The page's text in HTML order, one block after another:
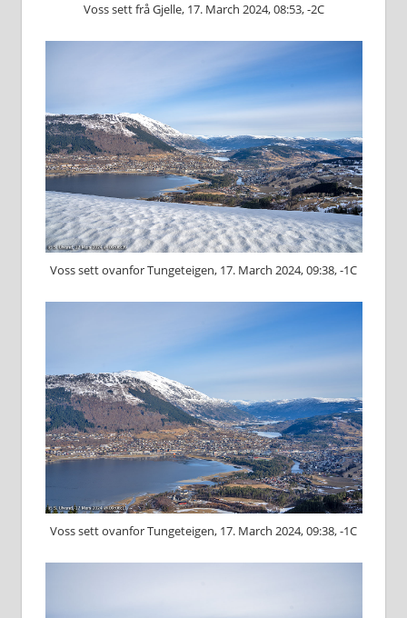
Voss sett frå Gjelle, 17. March 2024, 08:53, -2C
Voss sett ovanfor Tungeteigen, 17. March 2024, 09:38, -1C
Voss sett ovanfor Tungeteigen, 17. March 2024, 09:38, -1C